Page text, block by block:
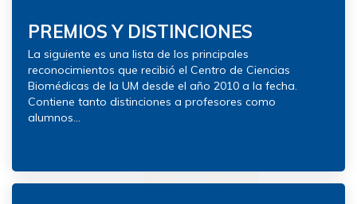
PREMIOS Y DISTINCIONES
La siguiente es una lista de los principales
reconocimientos que recibió el Centro de Ciencias
Biomédicas de la UM desde el año 2010 a la fecha.
Contiene tanto distinciones a profesores como
alumnos...